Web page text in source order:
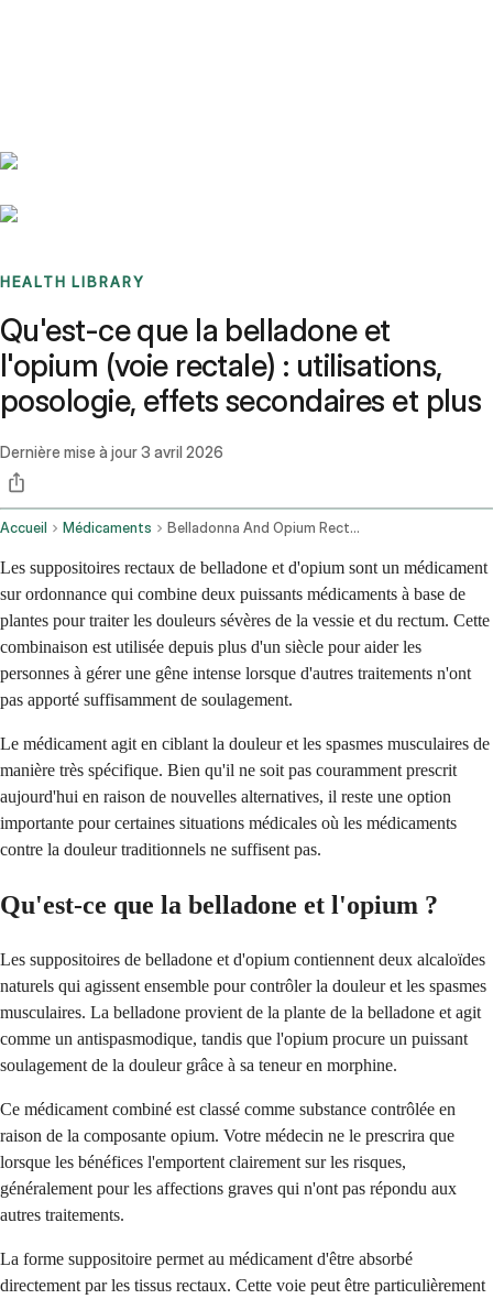
HEALTH LIBRARY
Qu'est-ce que la belladone et
l'opium (voie rectale) : utilisations,
posologie, effets secondaires et plus
Dernière mise à jour3 avril 2026
Accueil Médicaments Belladonna And Opium Rectal Route
Les suppositoires rectaux de belladone et d'opium sont un médicament
sur ordonnance qui combine deux puissants médicaments à base de
plantes pour traiter les douleurs sévères de la vessie et du rectum. Cette
combinaison est utilisée depuis plus d'un siècle pour aider les
personnes à gérer une gêne intense lorsque d'autres traitements n'ont
pas apporté suffisamment de soulagement.
Le médicament agit en ciblant la douleur et les spasmes musculaires de
manière très spécifique. Bien qu'il ne soit pas couramment prescrit
aujourd'hui en raison de nouvelles alternatives, il reste une option
importante pour certaines situations médicales où les médicaments
contre la douleur traditionnels ne suffisent pas.
Qu'est-ce que la belladone et l'opium ?
Les suppositoires de belladone et d'opium contiennent deux alcaloïdes
naturels qui agissent ensemble pour contrôler la douleur et les spasmes
musculaires. La belladone provient de la plante de la belladone et agit
comme un antispasmodique, tandis que l'opium procure un puissant
soulagement de la douleur grâce à sa teneur en morphine.
Ce médicament combiné est classé comme substance contrôlée en
raison de la composante opium. Votre médecin ne le prescrira que
lorsque les bénéfices l'emportent clairement sur les risques,
généralement pour les affections graves qui n'ont pas répondu aux
autres traitements.
La forme suppositoire permet au médicament d'être absorbé
directement par les tissus rectaux. Cette voie peut être particulièrement